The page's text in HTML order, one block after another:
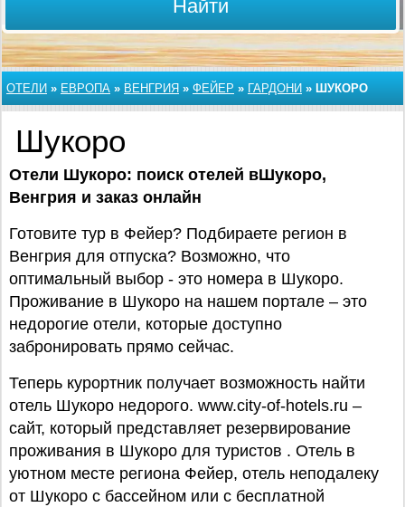
Найти
ОТЕЛИ » ЕВРОПА » ВЕНГРИЯ » ФЕЙЕР » ГАРДОНИ » ШУКОРО
Шукоро
Отели Шукоро: поиск отелей вШукоро,
Венгрия и заказ онлайн
Готовите тур в Фейер? Подбираете регион в
Венгрия для отпуска? Возможно, что
оптимальный выбор - это номера в Шукоро.
Проживание в Шукоро на нашем портале – это
недорогие отели, которые доступно
забронировать прямо сейчас.
Теперь курортник получает возможность найти
отель Шукоро недорого. www.city-of-hotels.ru –
сайт, который представляет резервирование
проживания в Шукоро для туристов . Отель в
уютном месте региона Фейер, отель неподалеку
от Шукоро с бассейном или с бесплатной